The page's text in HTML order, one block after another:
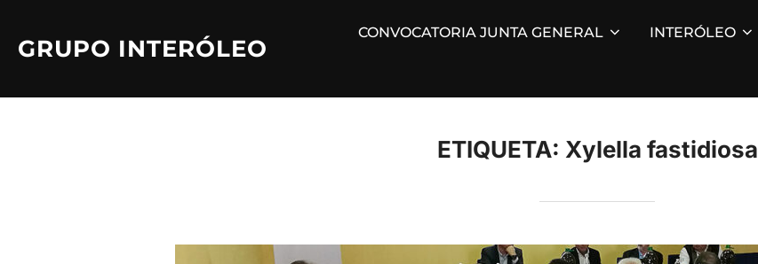
contenido
GRUPO INTERÓLEO
CONVOCATORIA JUNTA GENERAL INTERÓLEO
ETIQUETA: Xylella fastidiosa